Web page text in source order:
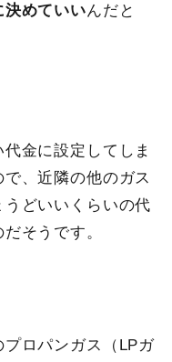
決めていいんだと
金に設定してしま
、近隣の他のガス
どいいくらいの代
そうです。
ロパンガス（LPガ